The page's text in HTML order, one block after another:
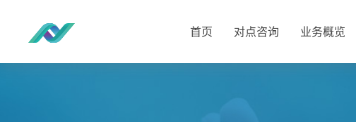
首页 对点咨询 业务概览